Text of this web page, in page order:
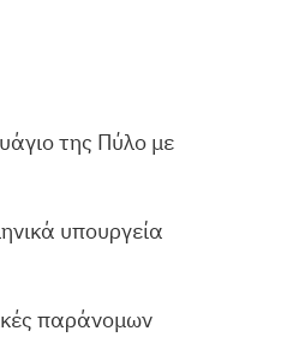
της Πύλο με
υπουργεία
παράνομων